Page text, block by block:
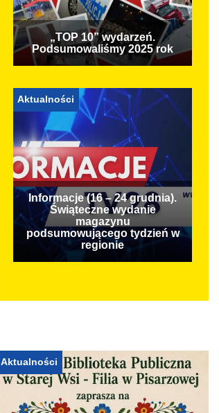
„TOP 10” wydarzeń.
Podsumowaliśmy 2025 rok
Aktualności
Informacje (16 – 24 grudnia).
Świąteczne wydanie
magazynu
podsumowującego tydzień w
regionie
Aktualności